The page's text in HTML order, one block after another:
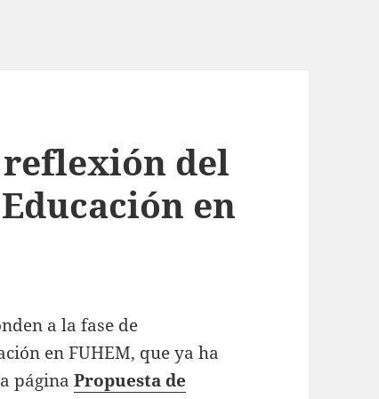
reflexión del
en
a la fase de
en FUHEM, que ya ha
páginaPropuesta de